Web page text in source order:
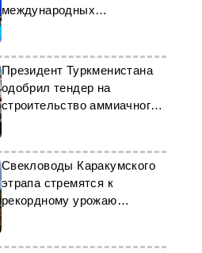
международных
транспортных инициативах
Президент Туркменистана
одобрил тендер на
строительство аммиачного
завода
Свекловоды Каракумского
этрапа стремятся к
рекордному урожаю
сахарной свёклы